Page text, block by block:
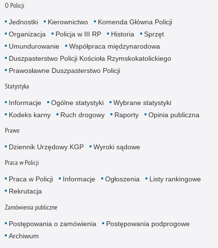
O Policji
Jednostki Kierownictwo
Komenda Główna Policji
Organizacja
Policja w III RP Historia
Sprzęt
Umundurowanie
Współpraca międzynarodowa
Duszpasterstwo Policji Kościoła Rzymskokatolickiego
Prawosławne Duszpasterstwo Policji
Statystyka
Informacje Ogólne statystyki
Wybrane statystyki
Kodeks karny
Ruch drogowy Raporty Opinia publiczna
Prawo
Dziennik Urzędowy KGP Wyroki sądowe
Praca w Policji
Praca w Policji Informacje Ogłoszenia
Listy rankingowe
Rekrutacja
Zamówienia publiczne
Postępowania o zamówienia
Postępowania podprogowe
Archiwum